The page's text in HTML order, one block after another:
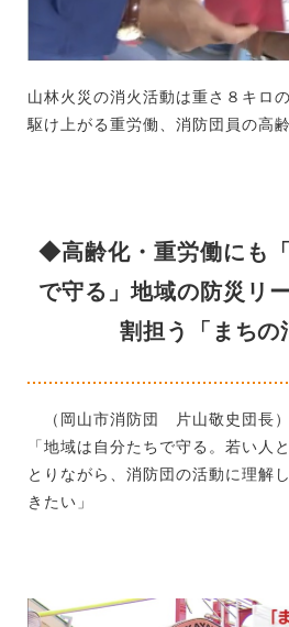
山林火災の消火活動は重さ８キロ
駆け上がる重労働、消防団員の高
◆高齢化・重労働にも
で守る」地域の防災リ
割担う「まちの
（岡山市消防団 片山敬史団長）
「地域は自分たちで守る。若い人
とりながら、消防団の活動に理解
きたい」